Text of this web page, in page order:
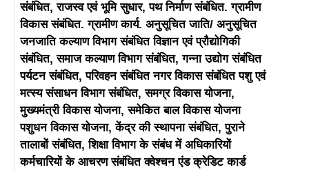
संबंधित, राजस्व एवं भूमि सुधार, पथ निर्माण संबंधित. ग्रामीण
विकास संबंधित. ग्रामीण कार्य. अनुसूचित जाति/ अनुसूचित
जनजाति कल्याण विभाग संबंधित विज्ञान एवं प्रौद्योगिकी
संबंधित, समाज कल्याण विभाग संबंधित, गन्ना उद्योग संबंधित
पर्यटन संबंधित, परिवहन संबंधित नगर विकास संबंधित पशु एवं
मत्स्य संसाधन विभाग संबंधित, समग्र विकास योजना,
मुख्यमंत्री विकास योजना, समेकित बाल विकास योजना
पशुधन विकास योजना, केंद्र की स्थापना संबंधित, पुराने
तालाबों संबंधित,शिक्षा विभाग के संबंध में अधिकारियों
कर्मचारियों के आचरण संबंधित क्वेश्चन एंड क्रेडिट कार्ड